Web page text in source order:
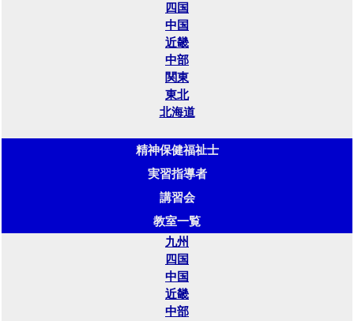
四国
中国
近畿
中部
関東
東北
北海道
精神保健福祉士
実習指導者
講習会
教室一覧
九州
四国
中国
近畿
中部